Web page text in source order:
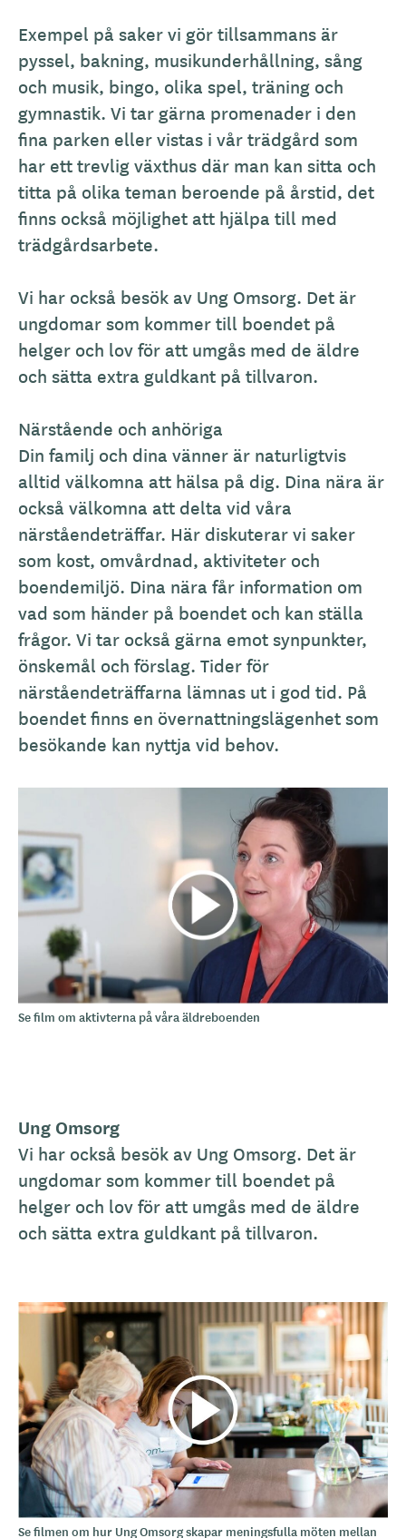
Exempel på saker vi gör tillsammans är
pyssel, bakning, musikunderhållning, sång
och musik, bingo, olika spel, träning och
gymnastik. Vi tar gärna promenader i den
fina parken eller vistas i vår trädgård som
har ett trevlig växthus där man kan sitta och
titta på olika teman beroende på årstid, det
finns också möjlighet att hjälpa till med
trädgårdsarbete.
Vi har också besök av Ung Omsorg. Det är
ungdomar som kommer till boendet på
helger och lov för att umgås med de äldre
och sätta extra guldkant på tillvaron.
Närstående och anhöriga
Din familj och dina vänner är naturligtvis
alltid välkomna att hälsa på dig. Dina nära är
också välkomna att delta vid våra
närståendeträffar. Här diskuterar vi saker
som kost, omvårdnad, aktiviteter och
boendemiljö. Dina nära får information om
vad som händer på boendet och kan ställa
frågor. Vi tar också gärna emot synpunkter,
önskemål och förslag. Tider för
närståendeträffarna lämnas ut i god tid. På
boendet finns en övernattningslägenhet som
besökande kan nyttja vid behov.
Se film om aktivterna på våra äldreboenden
Ung Omsorg
Vi har också besök av Ung Omsorg. Det är
ungdomar som kommer till boendet på
helger och lov för att umgås med de äldre
och sätta extra guldkant på tillvaron.
Se filmen om hur Ung Omsorg skapar meningsfulla möten mellan